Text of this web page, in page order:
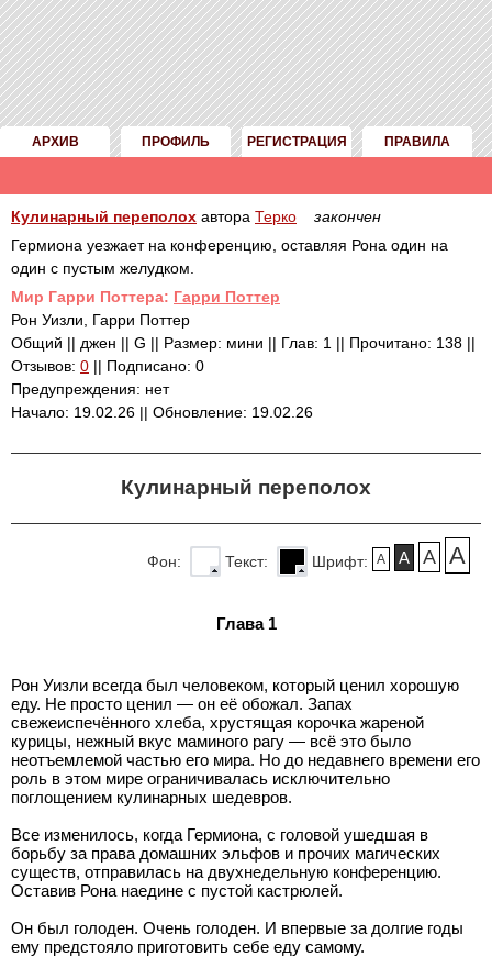
АРХИВ ПРОФИЛЬ РЕГИСТРАЦИЯ ПРАВИЛА
Кулинарный переполох автора Терко
закончен
Гермиона уезжает на конференцию, оставляя Рона один на
один с пустым желудком.
Mир Гарри Поттера: Гарри Поттер
Рон Уизли, Гарри Поттер
Общий || джен || G || Размер: мини || Глав: 1 || Прочитано: 138 ||
Отзывов: 0 || Подписано: 0
Предупреждения: нет
Начало: 19.02.26 || Обновление: 19.02.26
Кулинарный переполох
A A A A
Шрифт:
Текст:
Фон:
Глава 1
Рон Уизли всегда был человеком, который ценил хорошую
еду. Не просто ценил — он её обожал. Запах
свежеиспечённого хлеба, хрустящая корочка жареной
курицы, нежный вкус маминого рагу — всё это было
неотъемлемой частью его мира. Но до недавнего времени его
роль в этом мире ограничивалась исключительно
поглощением кулинарных шедевров.
Все изменилось, когда Гермиона, с головой ушедшая в
борьбу за права домашних эльфов и прочих магических
существ, отправилась на двухнедельную конференцию.
Оставив Рона наедине с пустой кастрюлей.
Он был голоден. Очень голоден. И впервые за долгие годы
ему предстояло приготовить себе еду самому.